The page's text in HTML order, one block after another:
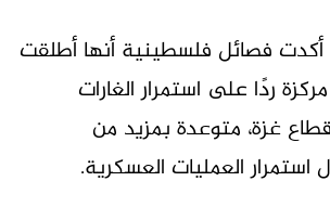
فصائل فلسطينية أنها أطلقت
ردًا على استمرار الغارات
غزة، متوعدة بمزيد من
العمليات العسكرية.